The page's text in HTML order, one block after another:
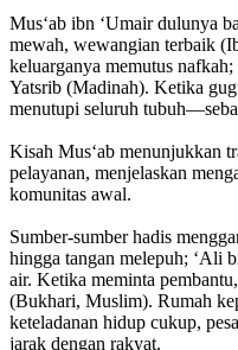
Mus‘ab ibn ‘Umair dulunya
mewah, wewangian terbaik
keluarganya memutus
Yatsrib (Madinah). Ketika
menutupi seluruh
Kisah Mus‘ab menunjukkan
pelayanan, menjelaskan
komunitas awal.
Sumber-sumber hadis
hingga tangan melepuh; ‘Ali
air. Ketika meminta
(Bukhari, Muslim). Rumah
keteladanan hidup cukup,
jarak dengan rakyat.